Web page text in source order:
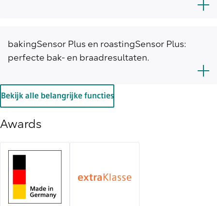
bakingSensor Plus en roastingSensor Plus:
perfecte bak- en braadresultaten.
Bekijk alle belangrijke functies
Awards